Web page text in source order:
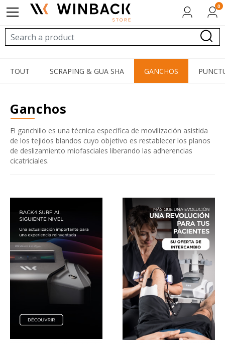
TOUT SCRAPING & GUA SHA GANCHOS
ganchos
El ganchillo es una técnica específica de movilización asistida
de los tejidos blandos cuyo objetivo es restablecer los planos
de deslizamiento miofasciales liberando las adherencias
cicatriciales.
0